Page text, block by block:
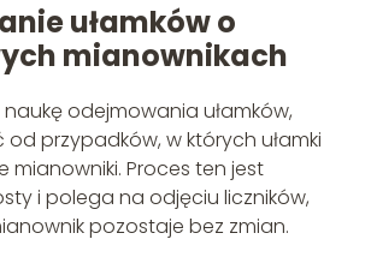
ułamków o
mianownikach
odejmowania ułamków,
przypadków, w których ułamki
mianowniki. Proces ten jest
i polega na odjęciu liczników,
pozostaje bez zmian.